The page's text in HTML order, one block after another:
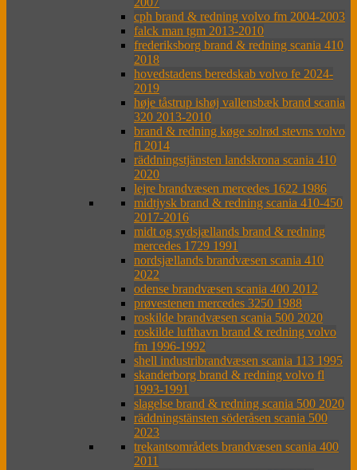
cph brand & redning volvo fm 2004-2003
falck man tgm 2013-2010
frederiksborg brand & redning scania 410
2018
hovedstadens beredskab volvo fe 2024-
2019
høje tåstrup ishøj vallensbæk brand scania
320 2013-2010
brand & redning køge solrød stevns volvo
fl 2014
räddningstjänsten landskrona scania 410
2020
lejre brandvæsen mercedes 1622 1986
midtjysk brand & redning scania 410-450
2017-2016
midt og sydsjællands brand & redning
mercedes 1729 1991
nordsjællands brandvæsen scania 410
2022
odense brandvæsen scania 400 2012
prøvestenen mercedes 3250 1988
roskilde brandvæsen scania 500 2020
roskilde lufthavn brand & redning volvo
fm 1996-1992
shell industribrandvæsen scania 113 1995
skanderborg brand & redning volvo fl
1993-1991
slagelse brand & redning scania 500 2020
räddningstänsten söderåsen scania 500
2023
trekantsområdets brandvæsen scania 400
2011